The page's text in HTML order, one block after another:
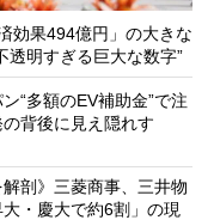
効果494億円」の大きな
明すぎる巨大な数字”
“多額のEV補助金”で注
背後に見え隠れす
剖》三菱商事、三井物
・慶大で約6割」の現